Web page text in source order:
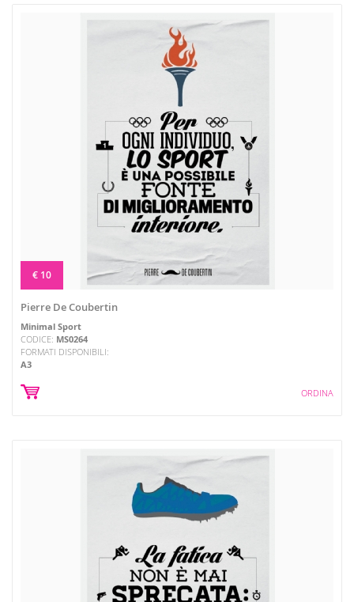
€ 10
Pierre De Coubertin
Minimal Sport
CODICE: MS0264
FORMATI DISPONIBILI:
A3
ORDINA